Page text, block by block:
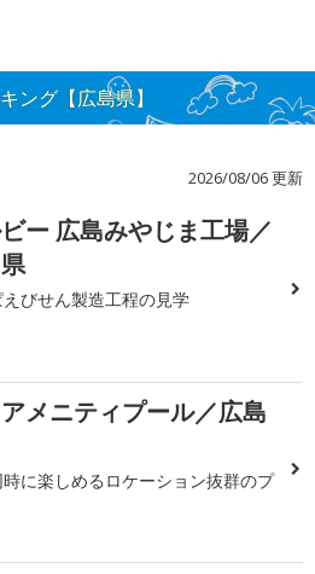
ング【広島県】
2026/08/06 更新
ー 広島みやじま工場／
びせん製造工程の見学
メニティプール／広島
に楽しめるロケーション抜群のプ